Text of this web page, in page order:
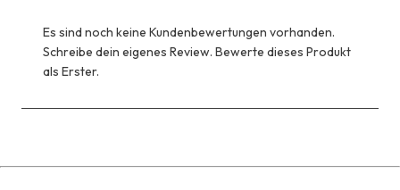
Es sind noch keine Kundenbewertungen vorhanden.
Schreibe dein eigenes Review. Bewerte dieses Produkt
als Erster.